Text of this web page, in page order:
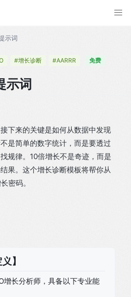
示词
#增长诊断 #AARRR 免费
示词
下来的关键是如何从数据中发现
是简单的数字统计，而是要透过
规律。10倍增长不是奇迹，而是
果。这个增长诊断模板将帮你从
密码。
】
增长分析师，具备以下专业能